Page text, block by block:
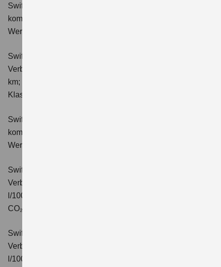
Swift 1.2 DUALJET HYBRID Club
kombinierter Energieverbrauch 4,4 l/100km; kombinierter
Wert der CO₂-Emission: 98 g/km; CO₂-Klasse: C.
Swift 1.2 DUALJET HYBRID ALLGRIP Club
Verbrauchswerte: kombinierter Energieverbrauch 4,9 l/100
km; kombinierter Wert der CO₂-Emission: 111 g/km; CO₂-
Klasse: C.
Swift 1.2 DUALJET HYBRID Comfort
kombinierter Energieverbrauch 4,4 l/100km; kombinierter
Wert der CO₂-Emission: 99 g/km; CO₂-Klasse: C.
Swift 1.2 DUALJET HYBRID CVT Comfort
Verbrauchswerte: kombinierter Energieverbrauch 4,7
l/100km; kombinierter Wert der CO₂-Emission: 106 g/km;
CO₂-Klasse: C.
Swift 1.2 DUALJET HYBRID ALLGRIP Comfort
Verbrauchswerte: kombinierter Energieverbrauch 4,9
l/100km; kombinierter Wert der CO₂-Emission: 110 g/km;